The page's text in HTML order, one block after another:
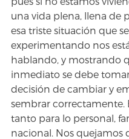
una vida plena, llena de
esa triste situación que
experimentando nos
hablando, y mostrando
inmediato se debe
decisión de cambiar y
sembrar correctamente.
tanto para lo personal,
nacional. Nos quejamos